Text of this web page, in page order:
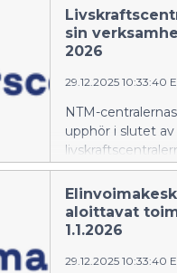
muodostusta
hyydetulvariskin
lähipäivien kovan
säännösteltyjen
sin
2026
29.12.2025 10:33:40
NTM-
upphör i slutet
verksamhet den
Största delen av
uppgifter
aloittavat
1.1.2026
29.12.2025 10:33:40